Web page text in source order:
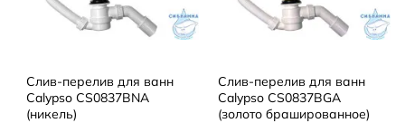
Слив-перелив для ванн
Calypso CS0837BNA
(никель)
Слив-перелив для ванн
Calypso CS0837BGA
(золото брашированное)